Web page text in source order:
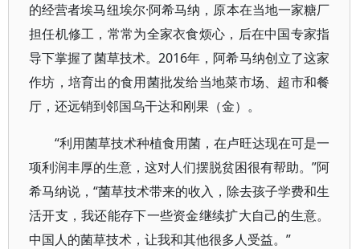
的经营者埃马纽埃尔·阿希马纳，原本在当地一家糖厂
担任机修工，常常为全家衣食烦心，后在中国专家指
导下掌握了菌草技术。2016年，阿希马纳创立了这家
作坊，培育出的食用菌批发给当地菜市场、超市和餐
厅，还远销到邻国乌干达和刚果（金）。
“利用菌草技术种植食用菌，在卢旺达现在可是一
项利润丰厚的生意，这对人们摆脱贫困很有帮助。”阿
希马纳说，“菌草技术带来的收入，除去孩子学费和生
活开支，我还能存下一些资金继续扩大自己的生意。
中国人的菌草技术，让我和其他很多人受益。”